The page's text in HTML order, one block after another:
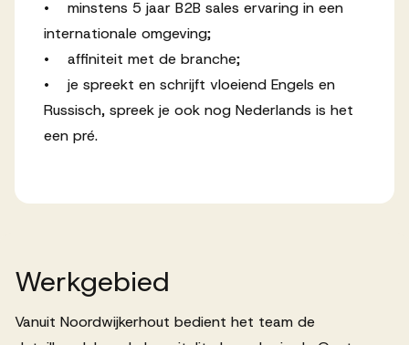
• minstens 5 jaar B2B sales ervaring in een
internationale omgeving;
• affiniteit met de branche;
• je spreekt en schrijft vloeiend Engels en
Russisch, spreek je ook nog Nederlands is het
een pré.
Werkgebied
Vanuit Noordwijkerhout bedient het team de